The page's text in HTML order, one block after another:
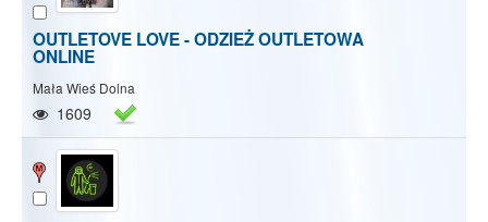
OUTLETOVE LOVE - ODZIEŻ OUTLETOWA
ONLINE
Mała Wieś Dolna
1609